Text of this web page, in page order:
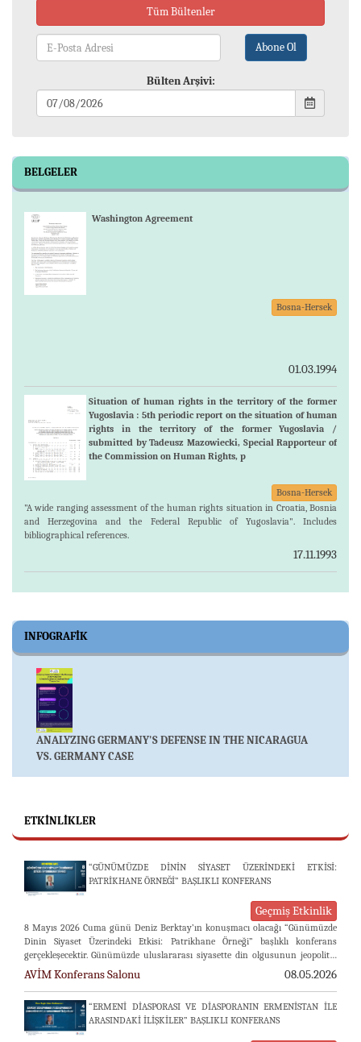
Tüm Bültenler
Abone Ol
Bülten Arşivi:
BELGELER
Washington Agreement
Bosna-Hersek
01.03.1994
Situation of human rights in the territory of the former
Yugoslavia : 5th periodic report on the situation of human
rights in the territory of the former Yugoslavia /
submitted by Tadeusz Mazowiecki, Special Rapporteur of
the Commission on Human Rights, p
Bosna-Hersek
"A wide ranging assessment of the human rights situation in Croatia, Bosnia
and Herzegovina and the Federal Republic of Yugoslavia". Includes
bibliographical references.
17.11.1993
INFOGRAFIK
ANALYZING GERMANY'S DEFENSE IN THE NICARAGUA
VS. GERMANY CASE
ETKINLIKLER
“GÜNÜMÜZDE DİNİN SİYASET ÜZERİNDEKİ ETKİSİ:
PATRİKHANE ÖRNEĞİ” BAŞLIKLI KONFERANS
Geçmiş Etkinlik
8 Mayıs 2026 Cuma günü Deniz Berktay’ın konuşmacı olacağı “Günümüzde
Dinin Siyaset Üzerindeki Etkisi: Patrikhane Örneği” başlıklı konferans
gerçekleşecektir. Günümüzde uluslararası siyasette din olgusunun jeopolitik
rekabet çerçevesinde nasıl araçsallaştırıldığı, önemli tartışma başlıklarından
İngiltere ve ...
AVİM Konferans Salonu 08.05.2026
“ERMENİ DİASPORASI VE DİASPORANIN ERMENİSTAN İLE
ARASINDAKİ İLİŞKİLER” BAŞLIKLI KONFERANS